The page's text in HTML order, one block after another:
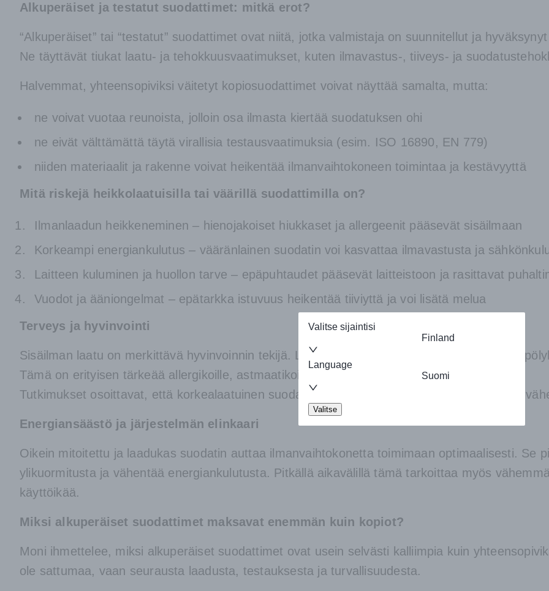
Valitse sijaintisi
Finland
Language
Suomi
Valitse
Alkuperäiset ja testatut suodattimet: mitkä erot?
“Alkuperäiset” tai “testatut” suodattimet ovat niitä, jotka valmistaja on suunnitellut ja
Ne täyttävät tiukat laatu- ja tehokkuusvaatimukset, kuten ilmavastus-, tiiveys- ja
Halvemmat, yhteensopiviksi väitetyt kopiosuodattimet voivat näyttää samalta, mutta:
ne voivat vuotaa reunoista, jolloin osa ilmasta kiertää suodatuksen ohi
ne eivät välttämättä täytä virallisia testausvaatimuksia (esim. ISO 16890, EN 779)
niiden materiaalit ja rakenne voivat heikentää ilmanvaihtokoneen toimintaa ja kestävyyttä
Mitä riskejä heikkolaatuisilla tai väärillä suodattimilla on?
Ilmanlaadun heikkeneminen – hienojakoiset hiukkaset ja allergeenit pääsevät sisäilmaan
Korkeampi energiankulutus – vääränlainen suodatin voi kasvattaa ilmavastusta ja
Laitteen kuluminen ja huollon tarve – epäpuhtaudet pääsevät laitteistoon ja rasittavat
Vuodot ja ääniongelmat – epätarkka istuvuus heikentää tiiviyttä ja voi lisätä melua
Terveys ja hyvinvointi
Sisäilman laatu on merkittävä hyvinvoinnin tekijä. Laadukas suodatin vähentää altistumista
Tämä on erityisen tärkeää allergikoille, astmaatikoille ja lapsiperheille.
Tutkimukset osoittavat, että korkealaatuinen suodatus parantaa hengitysilman laatua ja voi
Energiansäästö ja järjestelmän elinkaari
Oikein mitoitettu ja laadukas suodatin auttaa ilmanvaihtokonetta toimimaan optimaalisesti. Se
ylikuormitusta ja vähentää energiankulutusta. Pitkällä aikavälillä tämä tarkoittaa myös
käyttöikää.
Miksi alkuperäiset suodattimet maksavat enemmän kuin kopiot?
Moni ihmettelee, miksi alkuperäiset suodattimet ovat usein selvästi kalliimpia kuin
ole sattumaa, vaan seurausta laadusta, testauksesta ja turvallisuudesta.